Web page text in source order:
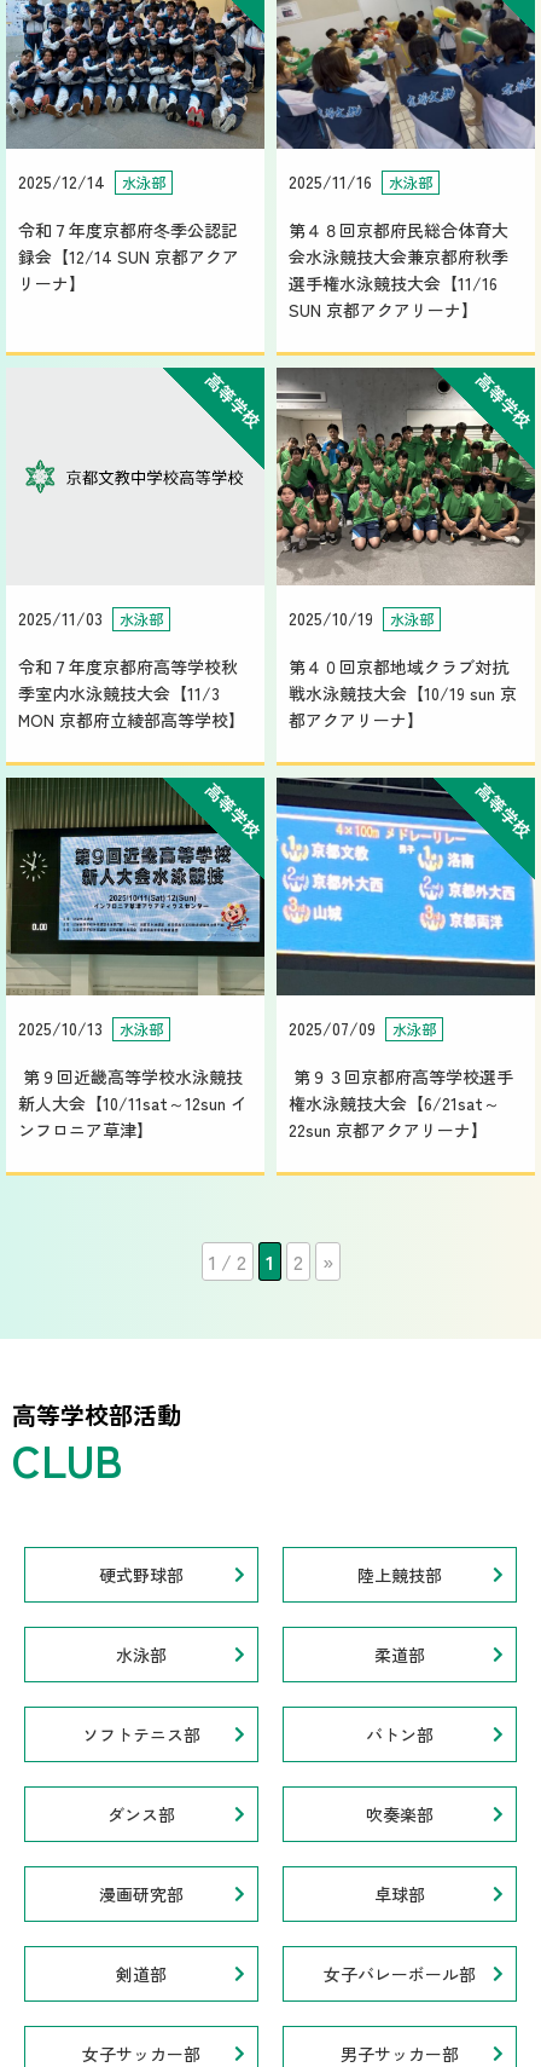
2025/12/14 水泳部
令和７年度京都府冬季公認記
録会【12/14 SUN 京都アクア
リーナ】
2025/11/16 水泳部
第４８回京都府民総合体育大
会水泳競技大会兼京都府秋季
選手権水泳競技大会【11/16
SUN 京都アクアリーナ】
高等学校
2025/11/03 水泳部
令和７年度京都府高等学校秋
季室内水泳競技大会【11/3
MON 京都府立綾部高等学校】
高等学校
2025/10/19 水泳部
第４０回京都地域クラブ対抗
戦水泳競技大会【10/19 sun 京
都アクアリーナ】
高等学校
2025/10/13 水泳部
第９回近畿高等学校水泳競技
新人大会【10/11sat～12sun イ
ンフロニア草津】
高等学校
2025/07/09 水泳部
第９３回京都府高等学校選手
権水泳競技大会【6/21sat～
22sun 京都アクアリーナ】
1 / 2 1 2 »
高等学校部活動
硬式野球部 陸上競技部
水泳部 柔道部
ソフトテニス部 バトン部
ダンス部 吹奏楽部
漫画研究部 卓球部
剣道部 女子バレーボール部
女子サッカー部 男子サッカー部